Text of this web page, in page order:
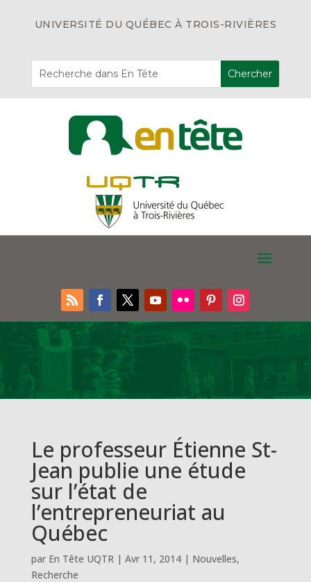
UNIVERSITÉ DU QUÉBEC À TROIS-RIVIÈRES
Le professeur Étienne St-
Jean publie une étude
sur l’état de
l’entrepreneuriat au
Québec
par En Tête UQTR| Avr 11, 2014| Nouvelles,
Recherche